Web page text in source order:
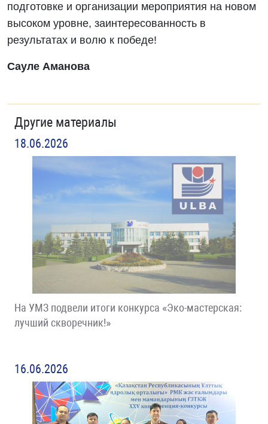
подготовке и организации мероприятия на новом
высоком уровне, заинтересованность в
результатах и волю к победе!
Сауле Аманова
Другие материалы
18.06.2026
На УМЗ подвели итоги конкурса «Эко-мастерская:
лучший скворечник!»
16.06.2026